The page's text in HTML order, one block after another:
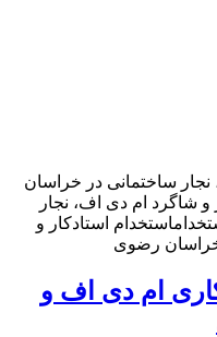
نجار ساختمانی در خراسان
و شاگرد ام دی اف، نجار
استادکار و
خراسان رضوی
ام دی اف و